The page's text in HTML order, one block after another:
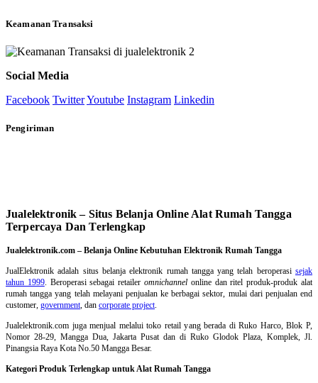
Keamanan Transaksi
Social Media
Facebook TwitterYoutube Instagram Linkedin
Pengiriman
Jualelektronik – Situs Belanja Online Alat Rumah Tangga
Terpercaya Dan Terlengkap
Jualelektronik.com – Belanja Online Kebutuhan Elektronik Rumah Tangga
JualElektronik adalah situs belanja elektronik rumah tanggayang telah beroperasisejak
tahun 1999. Beroperasi sebagai retaileromnichannel online dan ritel produk-produk alat
rumah tangga yang telah melayani penjualan ke berbagai sektor, mulai dari penjualan end
customer, government , dan corporate project
Jualelektronik.com juga menjual melalui toko retail yang berada di Ruko Harco, Blok P,
Nomor 28-29, Mangga Dua, Jakarta Pusat dan di Ruko Glodok Plaza, Komplek, Jl.
Pinangsia Raya Kota No.50 Mangga Besar.
Kategori Produk Terlengkap untuk Alat Rumah Tangga